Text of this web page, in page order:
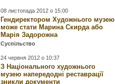
08 листопада 2012 о 15:00
Гендиректором Художнього музею
може стати Марина Скирда або
Марія Задорожна
Суспільство
24 червня 2012 о 10:37
З Національного художнього
музею напередодні реставрації
зникли документи